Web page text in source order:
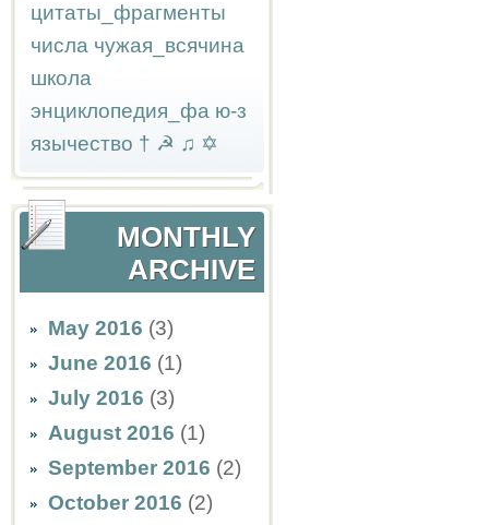
цитаты_фрагменты
числа чужая_всячина
школа
энциклопедия_фа ю-з
язычество † ☭ ♫ ✡
MONTHLY
ARCHIVE
May 2016 (3)
June 2016 (1)
July 2016 (3)
August 2016 (1)
September 2016 (2)
October 2016 (2)